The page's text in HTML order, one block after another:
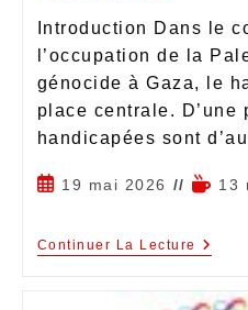
Introduction Dans le
l’occupation de la
génocide à Gaza, le
place centrale. D’une
handicapées sont
19 mai 2026 13
Continuer La Lecture